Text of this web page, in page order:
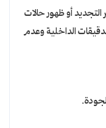
أو ظهور حالات
الداخلية وعدم